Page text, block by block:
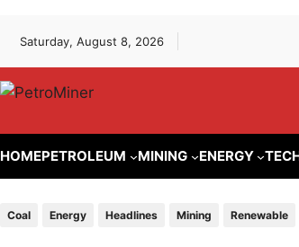
Saturday, August 8, 2026
HOMEPETROLEUM MINING ENERGY
Coal Energy Headlines Mining Renewable